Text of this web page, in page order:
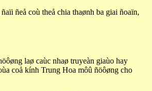
ñeå coù theå chia thaønh ba giai ñoaïn,
laø caùc nhaø truyeàn giaùo hay
coå kính Trung Hoa môû ñöôøng cho